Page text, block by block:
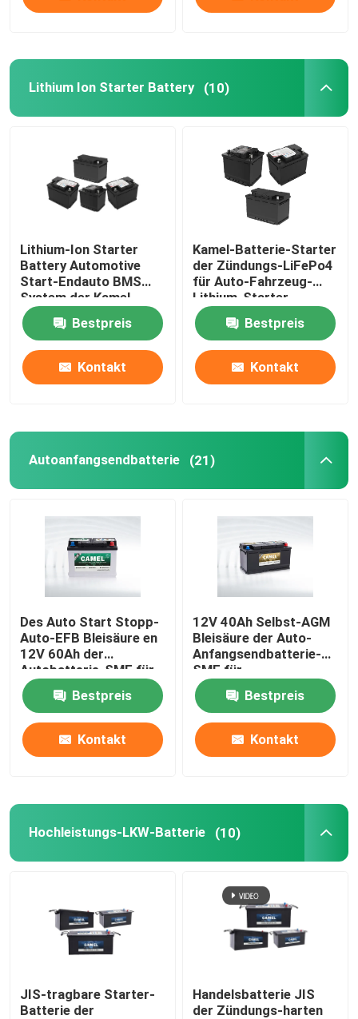
Treten Sie mit uns in Verbindung
Starterbatterie
Bleisäure-Starter-Batterie
Lithium Ion Starter Battery
Autoanfangsendbatterie
Einem doppelten Zweck dienende Batterie
Bleisäure Marine Battery
Wohnenergie-Speicher-System
Tragbares Energiespeichersystem
Handelsbatterie-Speicher-System
Lithium Ion Starter Battery (10)
Lithium-Ion Starter
Battery Automotive
Start-Endauto BMS
System der Kamel-
Batterie-12V 40Ah
Bestpreis
Kontakt
Kamel-Batterie-Starter
der Zündungs-LiFePo4
für Auto-Fahrzeug-
Lithium-Starter-
Batterie
Bestpreis
Kontakt
Autoanfangsendbatterie (21)
Des Auto Start Stopp-
Auto-EFB Bleisäure en
12V 60Ah der
Autobatterie-SMF für
Fahrzeuge
Bestpreis
Kontakt
12V 40Ah Selbst-AGM
Bleisäure der Auto-
Anfangsendbatterie-
SMF für
Mehrzweckfahrzeug
Bestpreis
Kontakt
Hochleistungs-LKW-Batterie (10)
JIS-tragbare Starter-
Batterie der
Handelsbatterie JIS
der Zündungs-harten